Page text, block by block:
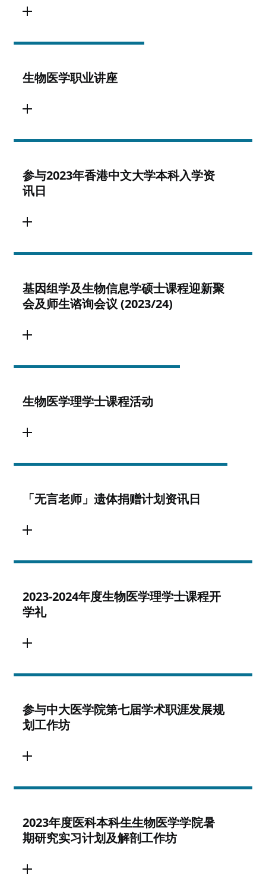
生物医学职业讲座
参与2023年香港中文大学本科入学资
讯日
基因组学及生物信息学硕士课程迎新聚
会及师生谘询会议 (2023/24)
生物医学理学士课程活动
「无言老师」遗体捐赠计划资讯日
2023-2024年度生物医学理学士课程开
学礼
参与中大医学院第七届学术职涯发展规
划工作坊
2023年度医科本科生生物医学学院暑
期研究实习计划及解剖工作坊